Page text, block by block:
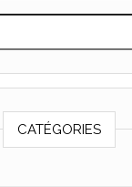
CATÉGORIES